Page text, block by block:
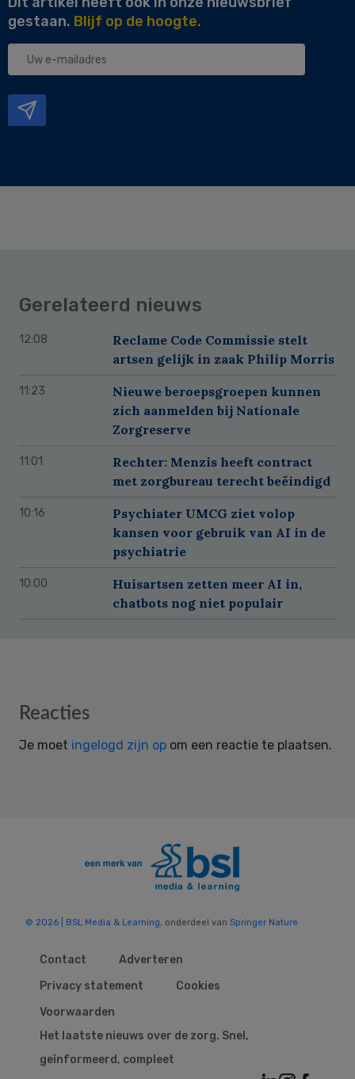
gestaan. Blijf op de hoogte.
Uw
Gerelateerd nieuws
12:08
Reclame Code Commissie stelt
artsen gelijk in zaak Philip Morris
11:23
Nieuwe beroepsgroepen kunnen
zich aanmelden bij Nationale
Zorgreserve
11:01
Rechter: Menzis heeft contract
met zorgbureau terecht beëindigd
10:16
Psychiater UMCG ziet volop
kansen voor gebruik van AI in de
psychiatrie
10:00
Huisartsen zetten meer AI in,
chatbots nog niet populair
Reader
Reacties
Je moet ingelogd zijn op om een reactie te plaatsen.
© 2026 | BSL Media & Learning , onderdeel van Springer Nature
Contact
Adverteren
Privacy statement
Cookies
Voorwaarden
Het laatste nieuws over de zorg. Snel,
geïnformeerd, compleet